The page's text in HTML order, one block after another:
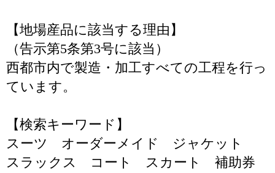
【地場産品に該当する理由】
（告示第5条第3号に該当）
西都市内で製造・加工すべての工程を行っ
ています。
【検索キーワード】
スーツ オーダーメイド ジャケット
スラックス コート スカート 補助券